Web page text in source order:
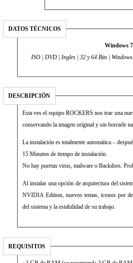
DATOS TÉCNICOS
Windows
ISO | DVD | Ingles | 32 y 64 Bits |
DESCRIPCIÓN
Esta ves el equipo ROCKERS nos trae una
conservando la imagen original y sin borrarle
La instalación es totalmente automática –
15 Minutos de tiempo de instalación.
No hay puertas virus, malware o Backdors.
Al instalar una opción de arquitectura del
NVIDIA Edition, nuevos temas, iconos por
del sistema y la estabilidad de su trabajo.
REQUISITOS